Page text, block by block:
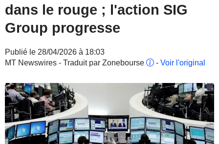
dans le rouge ; l'action SIG
Group progresse
Publié le 28/04/2026 à 18:03
MT Newswires - Traduit par Zonebourse
- Voir l'original